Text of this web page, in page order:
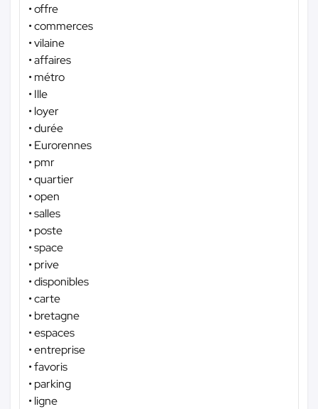
• offre
• commerces
• vilaine
• affaires
• métro
• Ille
• loyer
• durée
• Eurorennes
• pmr
• quartier
• open
• salles
• poste
• space
• prive
• disponibles
• carte
• bretagne
• espaces
• entreprise
• favoris
• parking
• ligne